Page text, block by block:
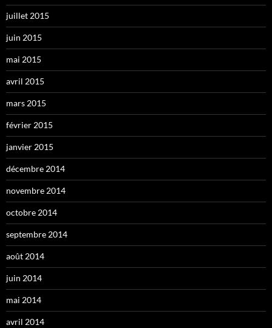
juillet 2015
juin 2015
mai 2015
avril 2015
mars 2015
février 2015
janvier 2015
décembre 2014
novembre 2014
octobre 2014
septembre 2014
août 2014
juin 2014
mai 2014
avril 2014